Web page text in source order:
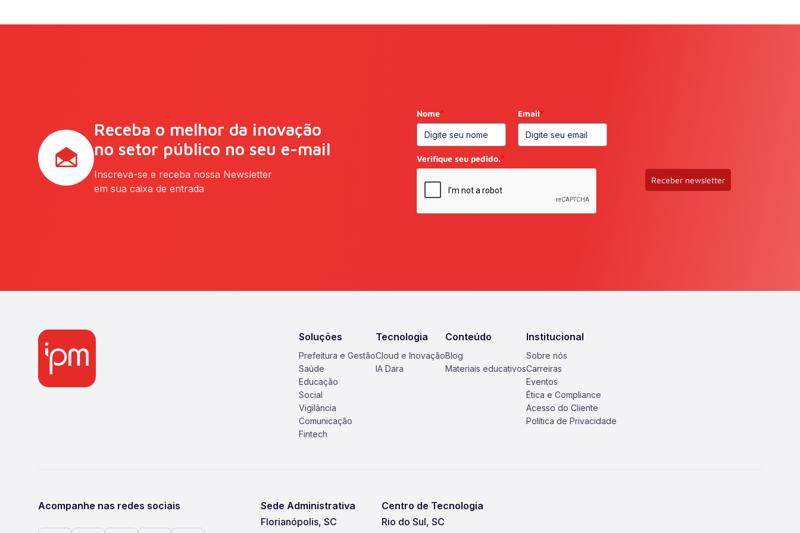
Receba o melhor da inovação
no setor público no seu e-mail
Inscreva-se e receba nossa Newsletter
em sua caixa de entrada
Nome* Email*
Verifique seu pedido.*
Receber newsletter
Soluções
Prefeitura e Gestão
Saúde
Educação
Social
Vigilância
Comunicação
Fintech
Tecnologia
Cloud e Inovação
IA Dara
Conteúdo
Blog
Materiais educativos
Institucional
Sobre nós
Carreiras
Eventos
Ética e Compliance
Acesso do Cliente
Política de Privacidade
Acompanhe nas redes sociais
Sede Administrativa
Florianópolis, SC
Centro de Tecnologia
Rio do Sul, SC